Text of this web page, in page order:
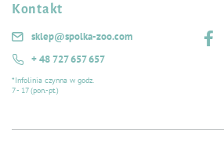
Kontakt
sklep@spolka-zoo.com
+ 48 727 657 657
*Infolinia czynna w godz.
7 - 17 (pon.-pt.)